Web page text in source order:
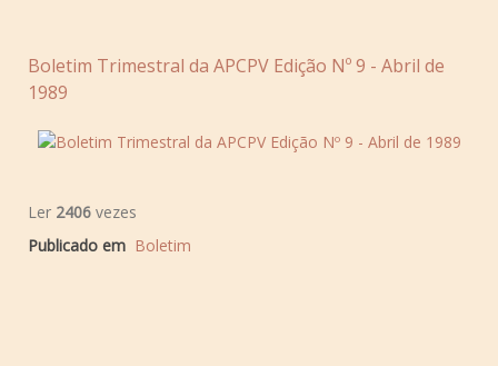
Boletim Trimestral da APCPV Edição Nº 9 - Abril de
1989
Ler 2406 vezes
Publicado em Boletim